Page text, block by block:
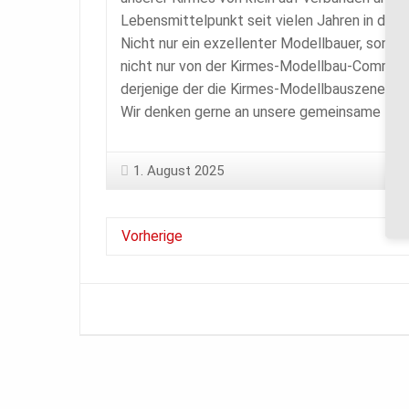
Lebensmittelpunkt seit vielen Jahren in den
Nicht nur ein exzellenter Modellbauer,
nicht nur von der Kirmes-Modellbau-
derjenige der die Kirmes-Modellbauszene
Wir denken gerne an unsere gemeinsame
1. August 2025
Vorherige